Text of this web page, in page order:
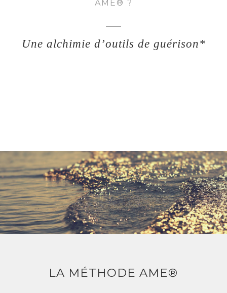
AME® ?
Une alchimie d’outils de guérison*
LA MÉTHODE AME®